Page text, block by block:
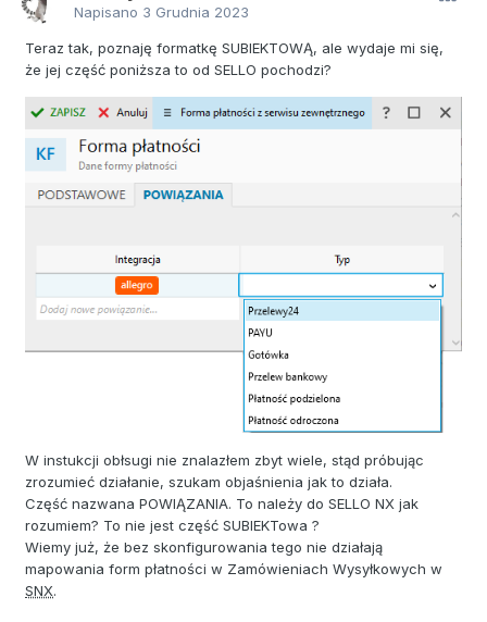
Napisano 3 Grudnia 2023
Teraz tak, poznaję formatkę SUBIEKTOWĄ, ale wydaje mi się,
że jej część poniższa to od SELLO pochodzi?
W instukcji obłsugi nie znalazłem zbyt wiele, stąd próbując
zrozumieć działanie, szukam objaśnienia jak to działa.
Część nazwana POWIĄZANIA. To należy do SELLO NX jak
rozumiem? To nie jest część SUBIEKTowa ?
Wiemy już, że bez skonfigurowania tego nie działają
mapowania form płatności w Zamówieniach Wysyłkowych w
SNX.